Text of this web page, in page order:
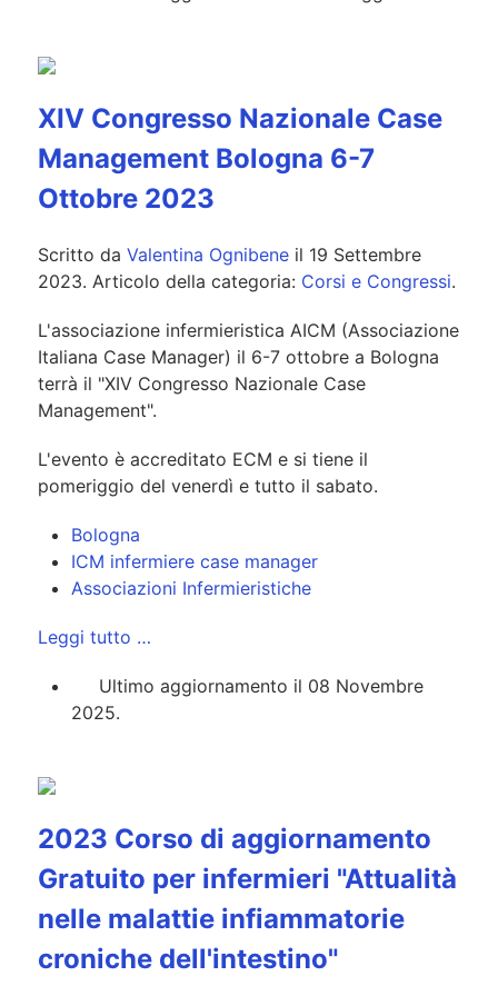
XIV Congresso Nazionale Case
Management Bologna 6-7
Ottobre 2023
Scritto da Valentina Ognibene il 19 Settembre
2023. Articolo della categoria: Corsi e Congressi.
L'associazione infermieristica AICM (Associazione
Italiana Case Manager) il 6-7 ottobre a Bologna
terrà il "XIV Congresso Nazionale Case
Management".
L'evento è accreditato ECM e si tiene il
pomeriggio del venerdì e tutto il sabato.
Bologna
ICM infermiere case manager
Associazioni Infermieristiche
Leggi tutto …
Ultimo aggiornamento il 08 Novembre
2025.
2023 Corso di aggiornamento
Gratuito per infermieri "Attualità
nelle malattie infiammatorie
croniche dell'intestino"